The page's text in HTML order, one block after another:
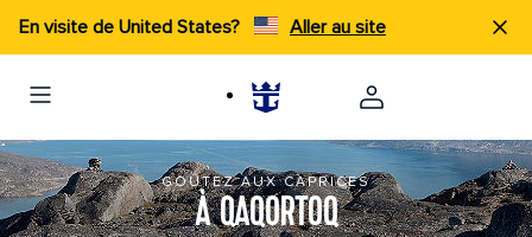
En visite de United States? Aller au site
GOÛTEZ AUX CAPRICES
À QAQORTOQ